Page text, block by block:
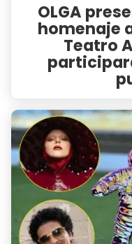
OLGA
homenaje
Teatro